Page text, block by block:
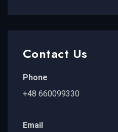
Contact Us
Phone
+48 660099330
Email